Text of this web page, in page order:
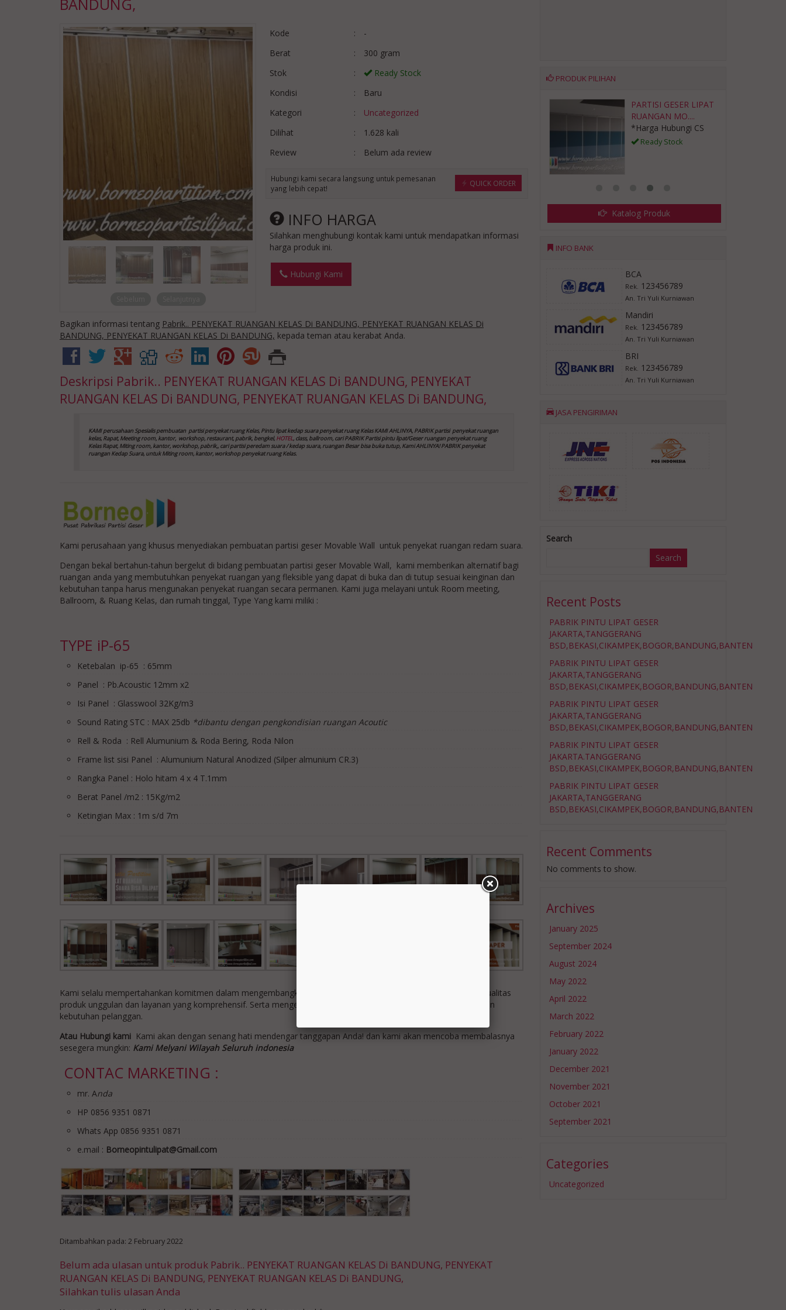
BANDUNG,
Kode :
-
Berat
:
300 gram
Stok
:
Ready Stock
Kondisi
:
Baru
Kategori
:
Uncategorized
Dilihat
:
1.628 kali
Review
: Belum ada review
QUICK ORDER
Hubungi kami secara langsung untuk pemesanan
yang lebih cepat!
INFO HARGA
Silahkan menghubungi kontak kami untuk mendapatkan informasi
harga produk ini.
Hubungi Kami
Bagikan informasi tentang Pabrik.. PENYEKAT RUANGAN KELAS Di BANDUNG, PENYEKAT RUANGAN KELAS Di
BANDUNG, PENYEKAT RUANGAN KELAS Di BANDUNG, kepada teman atau kerabat Anda.
Deskripsi Pabrik.. PENYEKAT RUANGAN KELAS Di BANDUNG, PENYEKAT
RUANGAN KELAS Di BANDUNG, PENYEKAT RUANGAN KELAS Di BANDUNG,
KAMI perusahaan Spesialis pembuatan partisi penyekat ruang Kelas, Pintu lipat kedap suarapenyekat ruang KelasKAMI AHLINYA, PABRIK partisi penyekat ruangan
kelas, Rapat, Meeting room, kantor, workshop, restaurant, pabrik, bengkel, HOTEL, class, ballroom, cari PABRIK Partisi pintu lipat/Geser ruangan penyekat ruang
KelasRapat, Miting room, kantor, workshop, pabrik,, cari partisi peredam suara / kedap suara, ruangan Besar bisa buka tutup, Kami AHLINYA! PABRIK penyekat
ruangan Kedap Suara, untuk Miting room, kantor, workshop penyekat ruang Kelas.
Kami perusahaan yang khusus menyediakan pembuatan partisi geser Movable Wall untuk penyekat ruangan redam suara.
Dengan bekal bertahun-tahun bergelut di bidang pembuatan partisi geser Movable Wall, kami memberikan alternatif bagi
ruangan anda yang membutuhkan penyekat ruangan yang fleksible yang dapat di buka dan di tutup sesuai keinginan dan
kebutuhan tanpa harus mengunakan penyekat ruangan secara permanen. Kami juga melayani untuk Room meeting,
Ballroom, & Ruang Kelas, dan rumah tinggal, Type Yang kami miliki :
TYPE iP-65
Ketebalan ip-65 : 65mm
Panel : Pb.Acoustic 12mm x2
Isi Panel : Glasswool 32Kg/m3
Sound Rating STC : MAX 25db *dibantu dengan pengkondisian ruangan Acoutic
Rell & Roda : Rell Alumunium & Roda Bering, Roda Nilon
Frame list sisi Panel : Alumunium Natural Anodized (Silper almunium CR.3)
Rangka Panel : Holo hitam 4 x 4 T.1mm
Berat Panel /m2 : 15Kg/m2
Ketingian Max : 1m s/d 7m
Kami selalu mempertahankan komitmen dalam mengembangkan produk baru yang inovatif, serta memberikan kualitas
produk unggulan dan layanan yang komprehensif. Serta mengembangkan desain baru dan teknologi sesuai dengan
kebutuhan pelanggan.
Atau Hubungi kami Kami akan dengan senang hati mendengar tanggapan Anda! dan kami akan mencoba membalasnya
sesegera mungkin: Kami Melyani Wilayah Seluruh indonesia
CONTAC MARKETING :
mr. Anda
HP 0856 9351 0871
Whats App 0856 9351 0871
e.mail : Borneopintulipat@Gmail.com
Ditambahkan pada: 2 February 2022
Belum ada ulasan untuk produk Pabrik.. PENYEKAT RUANGAN KELAS Di BANDUNG, PENYEKAT
RUANGAN KELAS Di BANDUNG, PENYEKAT RUANGAN KELAS Di BANDUNG,
Silahkan tulis ulasan Anda
PRODUK PILIHAN
Ruangan Miting d....
*Harga Hubungi CS
PARTISI GESER LIPAT
RUANGAN MO....
*Harga Hubungi CS
Ready Stock
Katalog Produk
INFO BANK
BCA
Rek. 123456789
An. Tri Yuli Kurniawan
Mandiri
Rek. 123456789
An. Tri Yuli Kurniawan
BRI
Rek. 123456789
An. Tri Yuli Kurniawan
JASA PENGIRIMAN
Search
Search
Recent Posts
PABRIK PINTU LIPAT GESER
JAKARTA,TANGGERANG
BSD,BEKASI,CIKAMPEK,BOGOR,BANDUNG,BANTEN
PABRIK PINTU LIPAT GESER
JAKARTA,TANGGERANG
BSD,BEKASI,CIKAMPEK,BOGOR,BANDUNG,BANTEN
PABRIK PINTU LIPAT GESER
JAKARTA,TANGGERANG
BSD,BEKASI,CIKAMPEK,BOGOR,BANDUNG,BANTEN
PABRIK PINTU LIPAT GESER
JAKARTA.TANGGERANG
BSD,BEKASI,CIKAMPEK,BOGOR,BANDUNG,BANTEN
PABRIK PINTU LIPAT GESER
JAKARTA,TANGGERANG
BSD,BEKASI,CIKAMPEK,BOGOR,BANDUNG,BANTEN
Recent Comments
No comments to show.
Archives
January 2025
September 2024
August 2024
May 2022
April 2022
March 2022
February 2022
January 2022
December 2021
November 2021
October 2021
September 2021
Categories
Uncategorized